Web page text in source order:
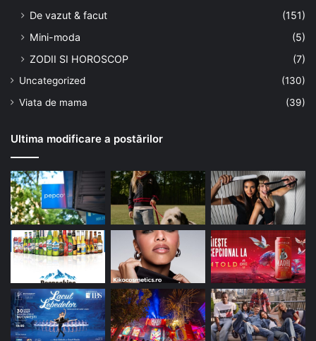
De vazut & facut
(151)
Mini-moda
(5)
ZODII SI HOROSCOP
(7)
Uncategorized
(130)
Viata de mama
(39)
Ultima modificare a postărilor